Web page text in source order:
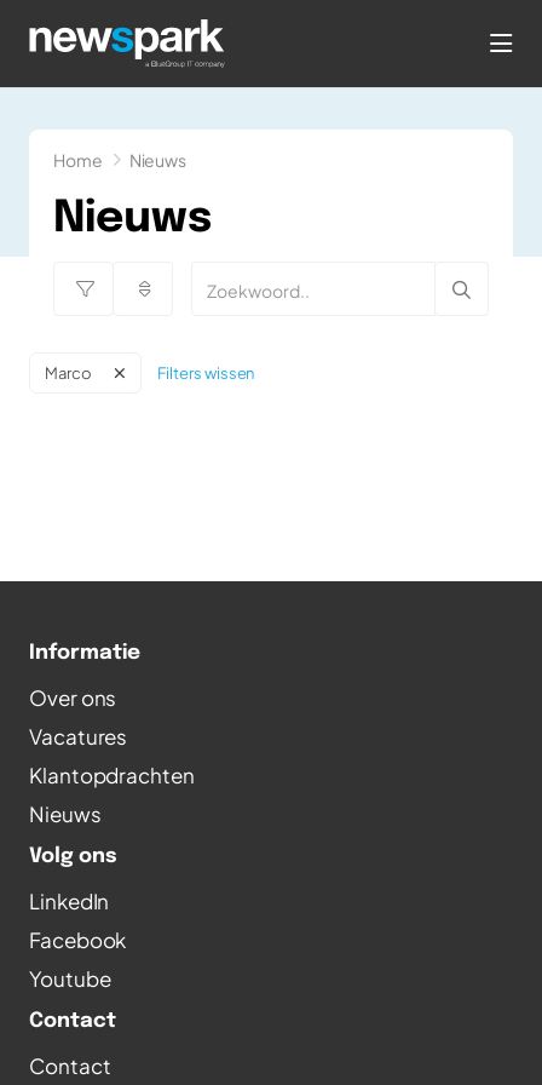
Home Nieuws
Nieuws
Marco Filters wissen
Informatie
Over ons
Vacatures
Klantopdrachten
Nieuws
Volg ons
LinkedIn
Facebook
Youtube
Contact
Contact